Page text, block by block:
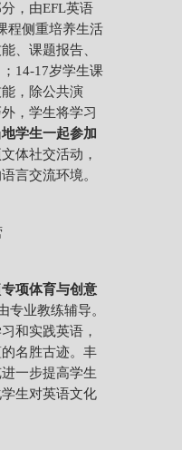
，由EFL英语
程侧重培养生活
、课题报告、
14-17岁学生课
，除公共演
，学生将学习
学生一起参加
体社交活动，
言交流环境。
专项体育与创意
专业教练辅导。
和实践英语，
名胜古迹。丰
一步提高学生
生对英语文化